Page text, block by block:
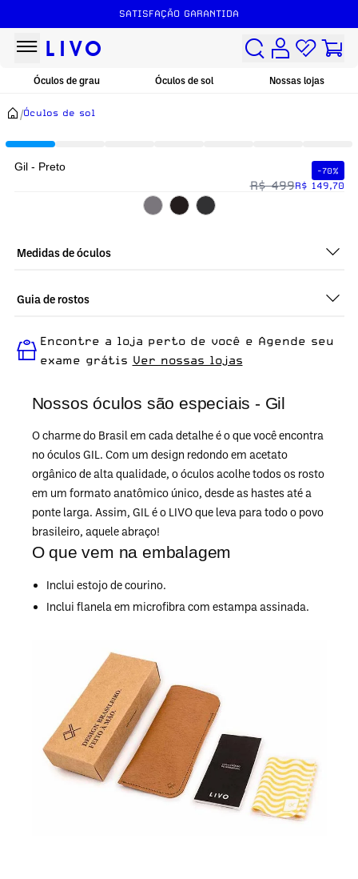
SATISFAÇÃO GARANTIDA
Óculos de grau Óculos de sol Nossas lojas
/Óculos de sol
Nossos óculos são especiais - Gil
O charme do Brasil em cada detalhe é o que você encontra
no óculos GIL. Com um design redondo em acetato
orgânico de alta qualidade, o óculos acolhe todos os rosto
em um formato anatômico único, desde as hastes até a
ponte larga. Assim, GIL é o LIVO que leva para todo o povo
brasileiro, aquele abraço!
O que vem na embalagem
Inclui estojo de courino.
Inclui flanela em microfibra com estampa assinada.
Gil - Preto -70%
R$ 499R$ 149,70
Medidas de óculos
Guia de rostos
quem busca um óculos confortável para o dia a dia.
Encontre a loja perto de você e Agende seu
exame grátis Ver nossas lojas